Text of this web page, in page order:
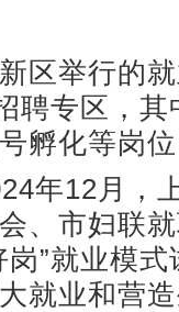
举行的就
聘专区，
孵化等岗
12月，
、市妇联
岗”就业模
就业和营